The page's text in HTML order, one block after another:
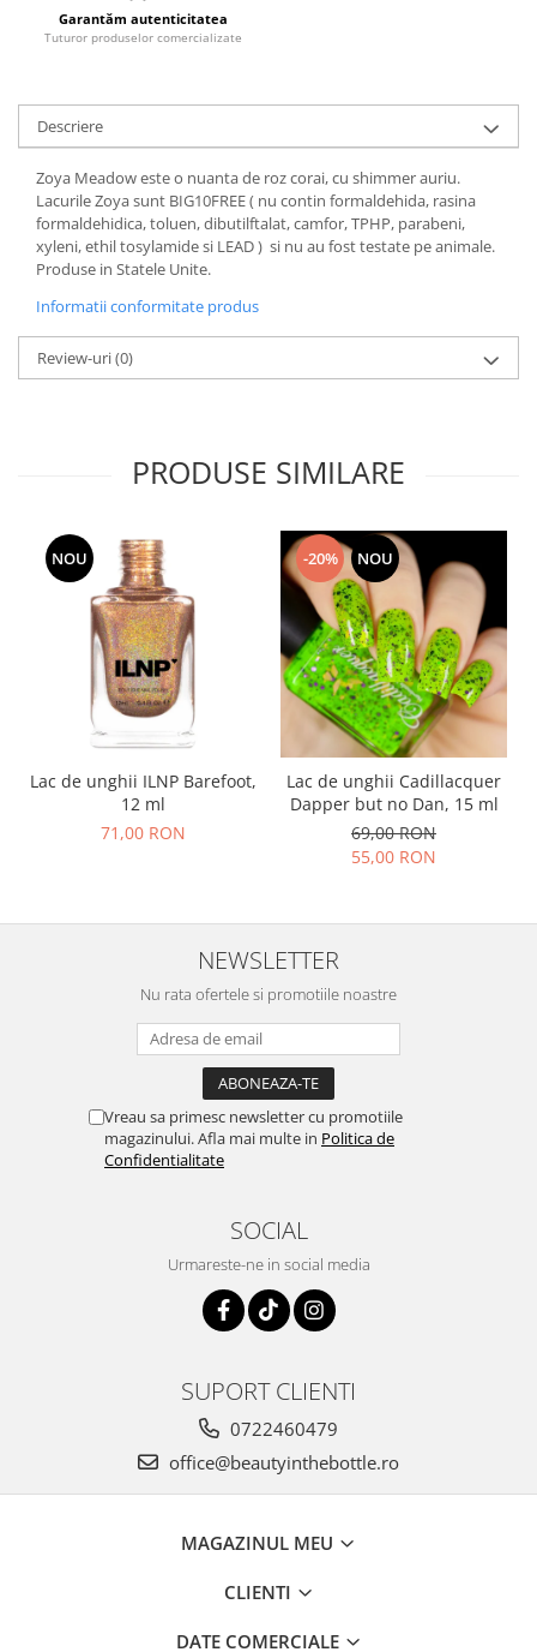
Garantăm autenticitatea
Tuturor produselor comercializate
Descriere
Zoya Meadow este o nuanta de roz corai, cu shimmer auriu.
Lacurile Zoya sunt BIG10FREE ( nu contin formaldehida, rasina
formaldehidica, toluen, dibutilftalat, camfor, TPHP, parabeni,
xyleni, ethil tosylamide si LEAD ) si nu au fost testate pe animale.
Produse in Statele Unite.
Informatii conformitate produs
Review-uri(0)
PRODUSE SIMILARE
NOU
Lac de unghii ILNP Barefoot,
12 ml
71,00 RON
-20% NOU
Lac de unghii Cadillacquer
Dapper but no Dan, 15 ml
69,00 RON
55,00 RON
NEWSLETTER
Nu rata ofertele si promotiile noastre
Vreau sa primesc newsletter cu promotiile
magazinului. Afla mai multe in Politica de
Confidentialitate
SOCIAL
Urmareste-ne in social media
SUPORT CLIENTI
0722460479
office@beautyinthebottle.ro
MAGAZINUL MEU
CLIENTI
DATE COMERCIALE